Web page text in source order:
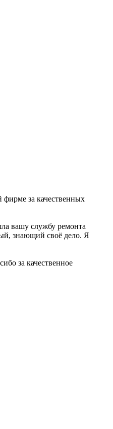
фирме за качественных
вашу службу ремонта
знающий своё дело. Я
за качественное